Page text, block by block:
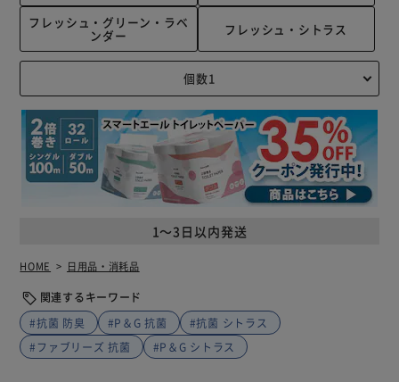
フレッシュ・グリーン・ラベ
ンダー フレッシュ・シトラス
1～3日以内発送
HOME 日用品・消耗品
関連するキーワード
#抗菌 防臭
#P＆G 抗菌
#抗菌 シトラス
#ファブリーズ 抗菌
#P＆G シトラス